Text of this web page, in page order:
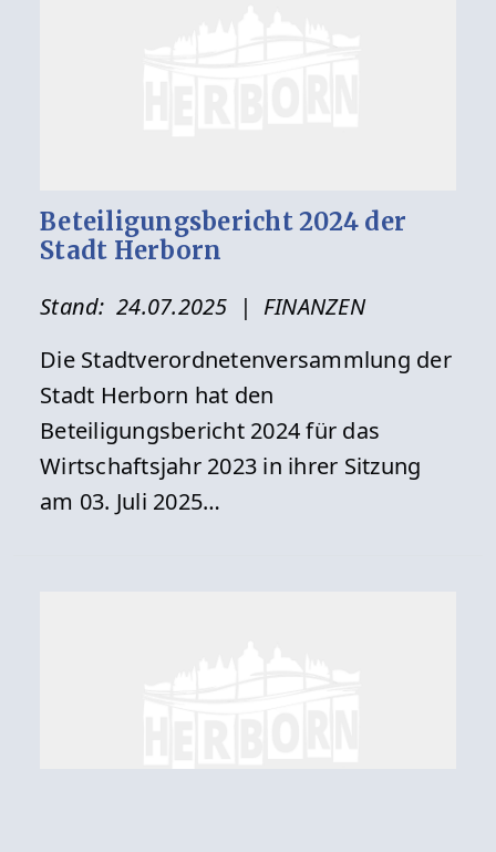
Beteiligungsbericht 2024 der
Stadt Herborn
Stand:24.07.2025 | FINANZEN
Die Stadtverordnetenversammlung der
Stadt Herborn hat den
Beteiligungsbericht 2024 für das
Wirtschaftsjahr 2023 in ihrer Sitzung
am 03. Juli 2025…